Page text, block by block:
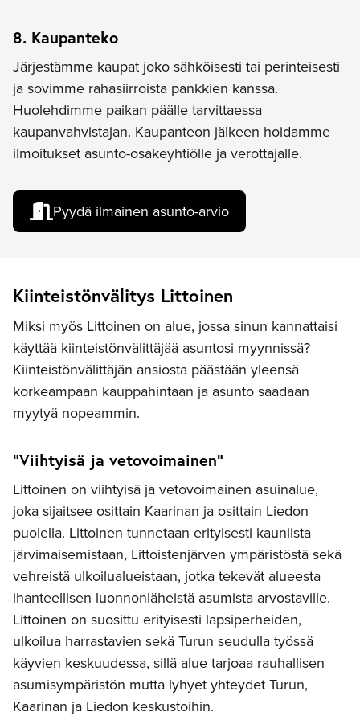
8. Kaupanteko
Järjestämme kaupat joko sähköisesti tai perinteisesti
ja sovimme rahasiirroista pankkien kanssa.
Huolehdimme paikan päälle tarvittaessa
kaupanvahvistajan. Kaupanteon jälkeen hoidamme
ilmoitukset asunto-osakeyhtiölle ja verottajalle.
Pyydä ilmainen asunto-arvio
Kiinteistönvälitys Littoinen
Miksi myös Littoinen on alue, jossa sinun kannattaisi
käyttää kiinteistönvälittäjää asuntosi myynnissä?
Kiinteistönvälittäjän ansiosta päästään yleensä
korkeampaan kauppahintaan ja asunto saadaan
myytyä nopeammin.
”Viihtyisä ja vetovoimainen”
Littoinen on viihtyisä ja vetovoimainen asuinalue,
joka sijaitsee osittain Kaarinan ja osittain Liedon
puolella. Littoinen tunnetaan erityisesti kauniista
järvimaisemistaan, Littoistenjärven ympäristöstä sekä
vehreistä ulkoilualueistaan, jotka tekevät alueesta
ihanteellisen luonnonläheistä asumista arvostaville.
Littoinen on suosittu erityisesti lapsiperheiden,
ulkoilua harrastavien sekä Turun seudulla työssä
käyvien keskuudessa, sillä alue tarjoaa rauhallisen
asumisympäristön mutta lyhyet yhteydet Turun,
Kaarinan ja Liedon keskustoihin.